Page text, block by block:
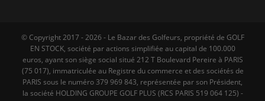
© Copyright 2017 - 2026 - Le Bazar des Golfeurs, propriété de GOLF
EN STOCK, société par actions simplifiée au capital de 100.000
euros, ayant son siège social situé 212 T Boulevard Pereire à PARIS
(75 017), immatriculée au Registre du commerce et des sociétés de
PARIS sous le numéro 379 969 843, représentée par son Président,
la société HOLDING GROUPE GOLF PLUS (RCS PARIS 519 064 125) -